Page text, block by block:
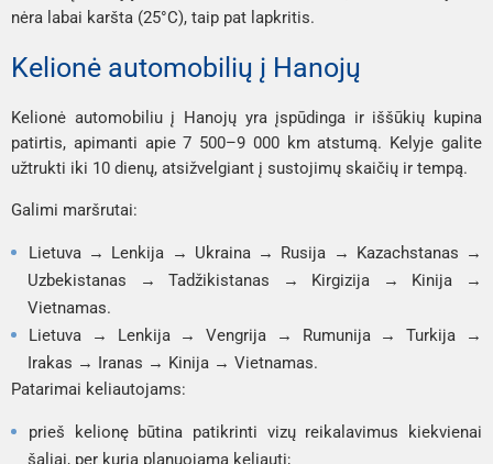
nėra labai karšta (25°C), taip pat lapkritis.
Kelionė automobilių į Hanojų
Kelionė automobiliu į Hanojų yra įspūdinga ir iššūkių kupina
patirtis, apimanti apie 7 500–9 000 km atstumą. Kelyje galite
užtrukti iki 10 dienų, atsižvelgiant į sustojimų skaičių ir tempą.
Galimi maršrutai:
Lietuva → Lenkija → Ukraina → Rusija → Kazachstanas →
Uzbekistanas → Tadžikistanas → Kirgizija → Kinija →
Vietnamas.
Lietuva → Lenkija → Vengrija → Rumunija → Turkija →
Irakas → Iranas → Kinija → Vietnamas.
Patarimai keliautojams:
prieš kelionę būtina patikrinti vizų reikalavimus kiekvienai
šaliai, per kurią planuojama keliauti;